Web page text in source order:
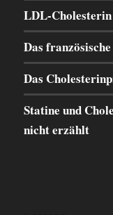
LDL-
Das
Das
Statine und
nicht erzählt